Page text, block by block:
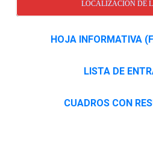
LOCALIZACIÓN DE
HOJA INFORMATIVA
LISTA DE
CUADROS CON